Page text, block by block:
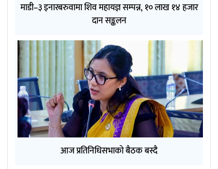
माडी–३ इनारबरुवामा शिव महायज्ञ सम्पन्न, १० लाख १४ हजार
दान सङ्कलन
आज प्रतिनिधिसभाको बैठक बस्दै